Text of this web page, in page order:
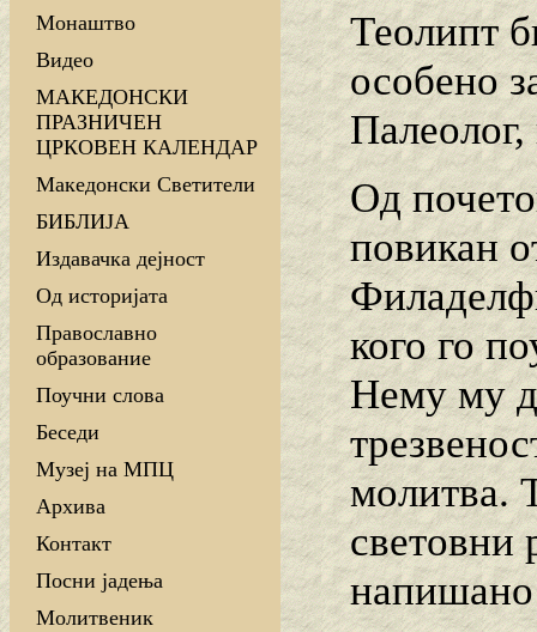
Монаштво
Видео
МАКЕДОНСКИ
ПРАЗНИЧЕН
ЦРКОВЕН КАЛЕНДАР
Македонски Светители
БИБЛИЈА
Издавачка дејност
Од историјата
Православно
образование
Поучни слова
Беседи
Музеј на МПЦ
Архива
Контакт
Посни јадења
Молитвеник
Теолипт
особено
Од
повикан
кого го
Нему му
молитва.
световни
напишано